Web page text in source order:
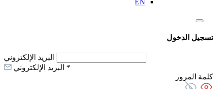
EN
تسجيل الدخول
البريد الإلكتروني *
كلمة المرور